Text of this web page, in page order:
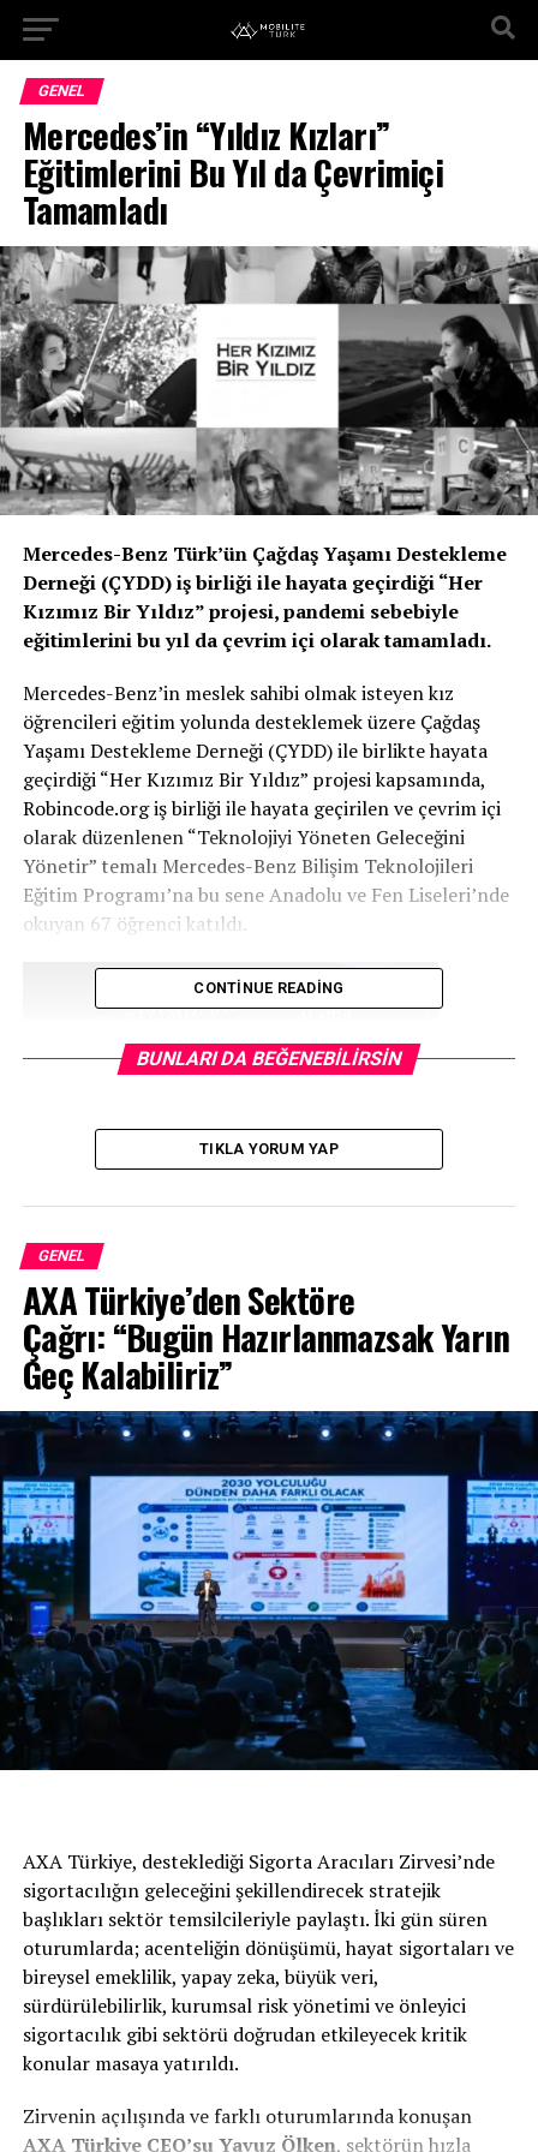
GENEL
Mercedes’in “Yıldız Kızları”
Eğitimlerini Bu Yıl da Çevrimiçi
Tamamladı
Mercedes-Benz Türk’ün Çağdaş Yaşamı Destekleme
Derneği (ÇYDD) iş birliği ile hayata geçirdiği “Her
Kızımız Bir Yıldız” projesi, pandemi sebebiyle
eğitimlerini bu yıl da çevrim içi olarak tamamladı.
Mercedes-Benz’in meslek sahibi olmak isteyen kız
öğrencileri eğitim yolunda desteklemek üzere Çağdaş
Yaşamı Destekleme Derneği (ÇYDD) ile birlikte hayata
geçirdiği “Her Kızımız Bir Yıldız” projesi kapsamında,
Robincode.org iş birliği ile hayata geçirilen ve çevrim içi
olarak düzenlenen “Teknolojiyi Yöneten Geleceğini
Yönetir” temalı Mercedes-Benz Bilişim Teknolojileri
Eğitim Programı’na bu sene Anadolu ve Fen Liseleri’nde
okuyan 67 öğrenci katıldı.
Eylül ayında tamamlanan Mercedes-Benz Bilişim
Teknolojileri Eğitim Programı’nın ilk üç uygulaması,
eğitmenlerin puanlamaları ve öğrencilerin online
sunumlarının ardından belirlendi. Tuana Filiz Özkan,
kullanıcıların yaşadığı bölgelerde bulunan marketleri
inceleyen ve onlara ürünleri karşılaştırarak en uygun
fiyatlı olanını gösteren uygulaması ile birinci olmaya hak
kazandı. Yağmur Aşan, pandemi nedeniyle ya da çeşitli
nedenlerle evinden çıkamayan, özellikle yaşça büyük
insanların ihtiyaçlarının gönüllü kişiler tarafından
karşılanmasını sağlayan uygulaması ile ikinci oldu.
Programın üçüncüsü ise iklim değişikliğinin etkilerini
azaltma konusunda farkındalık yaratan ve karşılaşılacak
“Her Kızımız Bir Yıldız” projesi, 17 yıldır aralıksız
olarak sürdürülüyor
Mercedes-Benz’in ÇYDD (Çağdaş Yaşamı Destekleme
Derneği) ile birlikte 2004 yılında 17 ilde 200 kız öğrenciyi
destekleyerek başlanılan “Her Kızımız Bir Yıldız”
projesi, 17 yıldır aralıksız olarak sürdürülüyor. Proje
kapsamında lise öğrencilerine burs veren Mercedes-
Benz, üniversiteyi kazanan bursiyerlerine de desteğini
sürdürmeye devam ediyor. Proje kapsamında, her yıl
CONTINUE READING
BUNLARI DA BEĞENEBILIRSIN
TIKLA YORUM YAP
GENEL
AXA Türkiye’den Sektöre
Çağrı: “Bugün Hazırlanmazsak Yarın
Geç Kalabiliriz”
AXA Türkiye, desteklediği Sigorta Aracıları Zirvesi’nde
sigortacılığın geleceğini şekillendirecek stratejik
başlıkları sektör temsilcileriyle paylaştı. İki gün süren
oturumlarda; acenteliğin dönüşümü, hayat sigortaları ve
bireysel emeklilik, yapay zeka, büyük veri,
sürdürülebilirlik, kurumsal risk yönetimi ve önleyici
sigortacılık gibi sektörü doğrudan etkileyecek kritik
konular masaya yatırıldı.
Zirvenin açılışında ve farklı oturumlarında konuşan
AXA TürkiyeCEO’su Yavuz Ölken, sektörün hızla